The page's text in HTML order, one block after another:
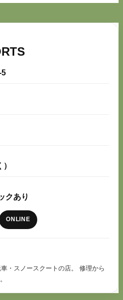
5
クあり
ONLINE
・スノースクートの店。 修理から